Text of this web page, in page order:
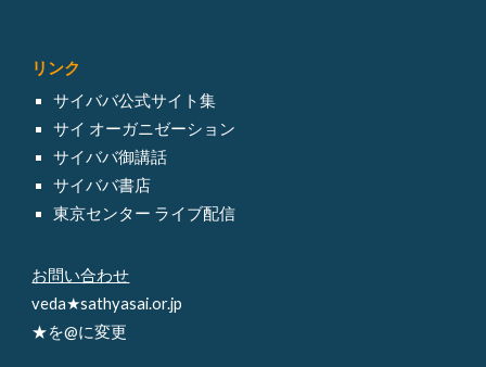
リンク
サイババ公式サイト集
サイ オーガニゼーション
サイババ御講話
サイババ書店
東京センター ライブ配信
お問い合わせ
veda★sathyasai.or.jp
★を@に変更